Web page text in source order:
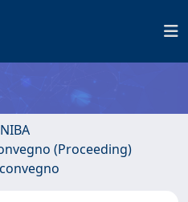
(Proceeding)